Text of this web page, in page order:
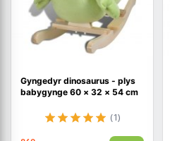
Gyngedyr dinosaurus - plys
babygynge 60 × 32 × 54 cm
(1)